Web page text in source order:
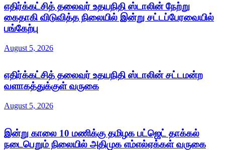
எதிர்க்கட்சித் தலைவர் உதயநிதி ஸ்டாலின் நேற்று
கைதாகி விடுவித்த நிலையில் இன்று சட்டப்பேரவையில்
பங்கேற்பு
August 5, 2026
எதிர்க்கட்சித் தலைவர் உதயநிதி ஸ்டாலின் சட்டமன்ற
வளாகத்துக்குள் வருகை
August 5, 2026
இன்று காலை 10 மணிக்கு தமிழக பட்ஜெட் தாக்கல்
நடைபெறும் நிலையில் அதிமுக எம்எல்ஏக்கள் வருகை